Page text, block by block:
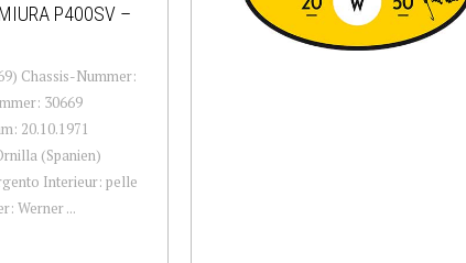
P400SV –
Chassis-Nummer:
30669
20.10.1971
(Spanien)
Interieur: pelle
Werner ...